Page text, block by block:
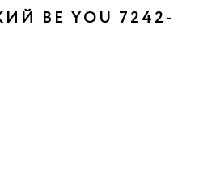
BE YOU 7242-